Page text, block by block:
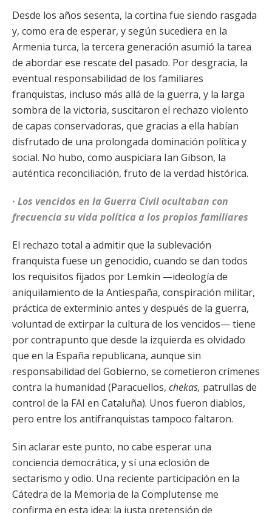
Desde los años sesenta, la cortina fue siendo rasgada
y, como era de esperar, y según sucediera en la
Armenia turca, la tercera generación asumió la tarea
de abordar ese rescate del pasado. Por desgracia, la
eventual responsabilidad de los familiares
franquistas, incluso más allá de la guerra, y la larga
sombra de la victoria, suscitaron el rechazo violento
de capas conservadoras, que gracias a ella habían
disfrutado de una prolongada dominación política y
social. No hubo, como auspiciara Ian Gibson, la
auténtica reconciliación, fruto de la verdad histórica.
· Los vencidos en la Guerra Civil ocultaban con
frecuencia su vida política a los propios familiares
El rechazo total a admitir que la sublevación
franquista fuese un genocidio, cuando se dan todos
los requisitos fijados por Lemkin —ideología de
aniquilamiento de la Antiespaña, conspiración militar,
práctica de exterminio antes y después de la guerra,
voluntad de extirpar la cultura de los vencidos— tiene
por contrapunto que desde la izquierda es olvidado
que en la España republicana, aunque sin
responsabilidad del Gobierno, se cometieron crímenes
contra la humanidad (Paracuellos, chekas, patrullas de
control de la FAI en Cataluña). Unos fueron diablos,
pero entre los antifranquistas tampoco faltaron.
Sin aclarar este punto, no cabe esperar una
conciencia democrática, y sí una eclosión de
sectarismo y odio. Una reciente participación en la
Cátedra de la Memoria de la Complutense me
confirma en esta idea: la justa pretensión de